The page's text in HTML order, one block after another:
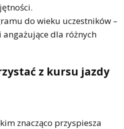
do wieku uczestników –
angażujące dla różnych
z kursu jazdy
znacząco przyspiesza